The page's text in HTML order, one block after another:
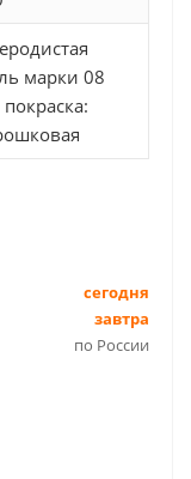
марки 08
сегодня
завтра
по России